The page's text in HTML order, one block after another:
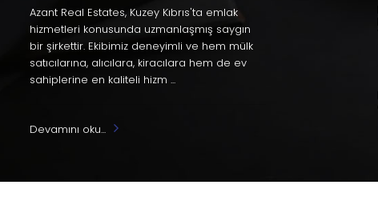
Azant Real Estates, Kuzey Kıbrıs'ta emlak
hizmetleri konusunda uzmanlaşmış saygın
bir şirkettir. Ekibimiz deneyimli ve hem mülk
satıcılarına, alıcılara, kiracılara hem de ev
sahiplerine en kaliteli hizm ...
Devamını oku...